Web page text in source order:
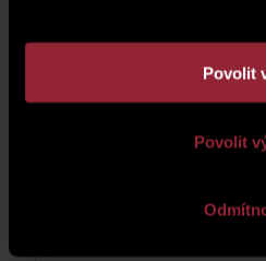
Povolit
Povolit